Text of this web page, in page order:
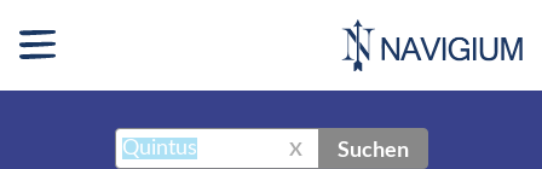
X Suchen